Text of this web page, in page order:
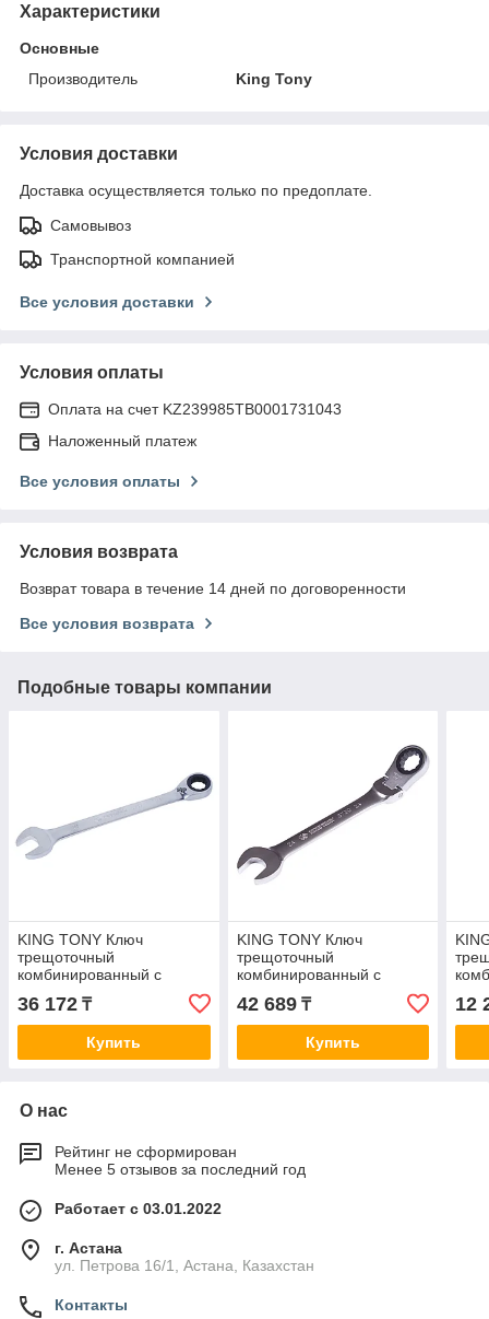
Характеристики
Основные
Производитель
King Tony
Условия доставки
Доставка осуществляется только по предоплате.
Самовывоз
Транспортной компанией
Все условия доставки
Условия оплаты
Оплата на счет KZ239985TB0001731043
Наложенный платеж
Все условия оплаты
Условия возврата
Возврат товара в течение 14 дней по договоренности
Все условия возврата
Подобные товары компании
KING TONY Ключ
трещоточный
комбинированный с
переключением 24 мм
KING TONY 373224M
36 172 ₸
Купить
KING TONY Ключ
трещоточный
комбинированный с
TONY 373024M
42 689₸
Купить
12
О нас
Рейтинг не сформирован
Менее 5 отзывов за последний год
Работает с 03.01.2022
г. Астана
ул. Петрова 16/1, Астана, Казахстан
Контакты